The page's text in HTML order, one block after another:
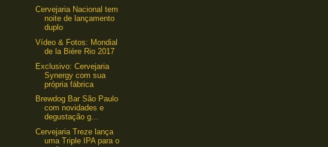
Cervejaria Nacional tem
noite de lançamento
duplo
Vídeo & Fotos: Mondial
de la Bière Rio 2017
Exclusivo: Cervejaria
Synergy com sua
própria fábrica
Brewdog Bar São Paulo
com novidades e
degustação g...
Cervejaria Treze lança
uma Triple IPA para o